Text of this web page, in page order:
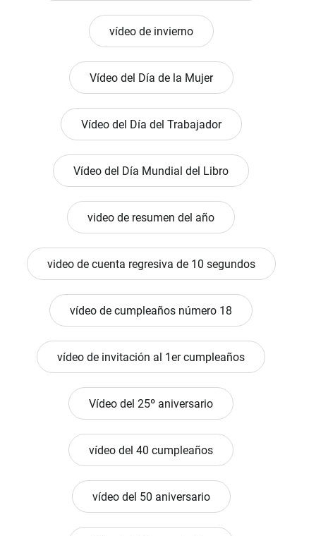
vídeo de invierno
Vídeo del Día de la Mujer
Vídeo del Día del Trabajador
Vídeo del Día Mundial del Libro
video de resumen del año
video de cuenta regresiva de 10 segundos
vídeo de cumpleaños número 18
vídeo de invitación al 1er cumpleaños
Vídeo del 25º aniversario
vídeo del 40 cumpleaños
vídeo del 50 aniversario